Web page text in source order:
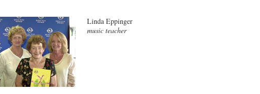
Linda Eppinger
music teacher